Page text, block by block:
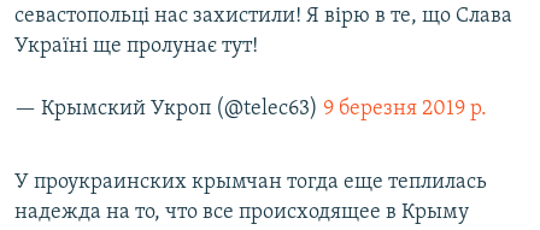
севастопольці нас захистили! Я вірю в те, що Слава
Україні ще пролунає тут!
— Крымский Укроп (@telec63) 9 березня 2019 р.
У проукраинских крымчан тогда еще теплилась
надежда на то, что все происходящее в Крыму